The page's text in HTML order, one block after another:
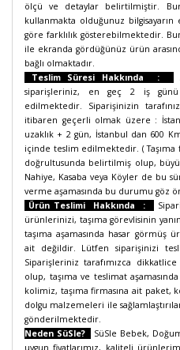
ölçü ve detaylar belirtilmiştir.
kullanmakta olduğunuz bilgisayarın
göre farklılık gösterebilmektedir.
ile ekranda gördüğünüz ürün
bağlı olmaktadır.
Teslim Süresi Hakkında :
siparişleriniz, en geç 2 iş günü
edilmektedir. Siparişinizin
itibaren geçerli olmak üzere :
uzaklık + 2 gün, İstanbul dan 600
içinde teslim edilmektedir. ( Taşıma
doğrultusunda belirtilmiş olup,
Nahiye, Kasaba veya Köyler de bu
verme aşamasında bu durumu göz
Ürün Teslimi Hakkında :
ürünlerinizi, taşıma görevlisinin
taşıma aşamasında hasar görmüş
ait değildir. Lütfen siparişinizi
Siparişleriniz tarafımızca
olup, taşıma ve teslimat
kolimiz, taşıma firmasına ait paket,
dolgu malzemeleri ile
gönderilmektedir.
Neden SüSle?
SüSle Bebek,
uygun fiyatlarımız, kaliteli